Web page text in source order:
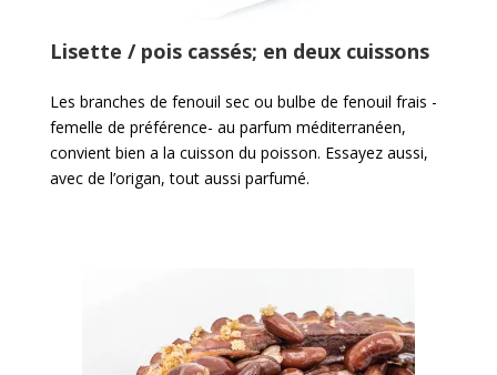
Lisette / pois cassés; en deux cuissons
Les branches de fenouil sec ou bulbe de fenouil frais -
femelle de préférence- au parfum méditerranéen,
convient bien a la cuisson du poisson. Essayez aussi,
avec de l’origan, tout aussi parfumé.